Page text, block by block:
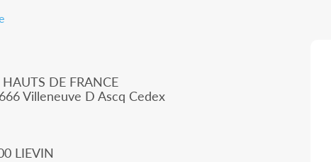
DE FRANCE
Villeneuve D Ascq Cedex
LIEVIN